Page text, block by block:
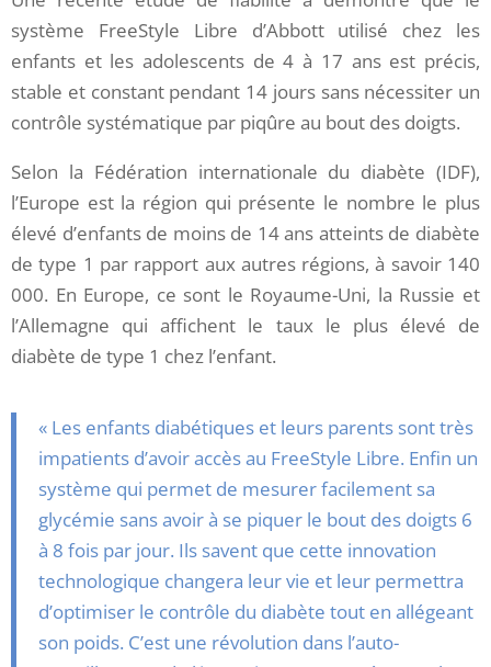
système FreeStyle Libre d’Abbott utilisé chez les
enfants et les adolescents de 4 à 17 ans est précis,
stable et constant pendant 14 jours sans nécessiter un
contrôle systématique par piqûre au bout des doigts.
Selon la Fédération internationale du diabète (IDF),
l’Europe est la région qui présente le nombre le plus
élevé d’enfants de moins de 14 ans atteints de diabète
de type 1 par rapport aux autres régions, à savoir 140
000. En Europe, ce sont le Royaume-Uni, la Russie et
l’Allemagne qui affichent le taux le plus élevé de
diabète de type 1 chez l’enfant.
« Les enfants diabétiques et leurs parents sont très
impatients d’avoir accès au FreeStyle Libre. Enfin un
système qui permet de mesurer facilement sa
glycémie sans avoir à se piquer le bout des doigts 6
à 8 fois par jour. Ils savent que cette innovation
technologique changera leur vie et leur permettra
d’optimiser le contrôle du diabète tout en allégeant
son poids. C’est une révolution dans l’auto-